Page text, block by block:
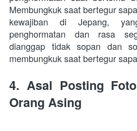
Membungkuk saat bertegur
kewajiban di Jepang,
penghormatan dan rasa
dianggap tidak sopan dan
membungkuk saat bertegur
4. Asal Posting
Orang Asing